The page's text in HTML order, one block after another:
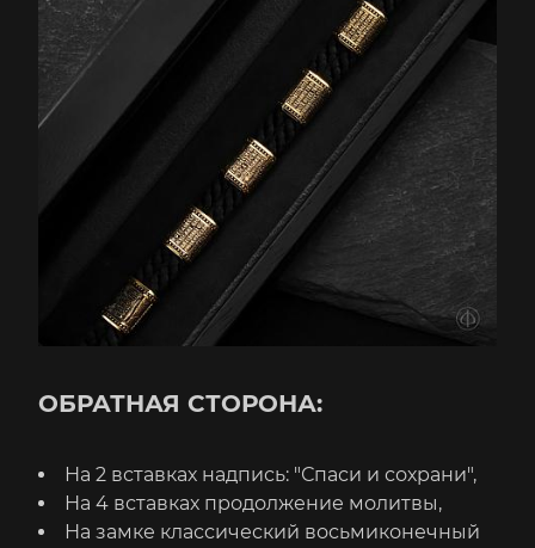
ОБРАТНАЯ СТОРОНА:
На 2 вставках надпись: "Спаси и сохрани",
На 4 вставках продолжение молитвы,
На замке классический восьмиконечный